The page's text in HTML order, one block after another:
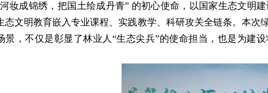
妆成锦绣，把国土绘成丹青” 的初心使命，以国家生态文明
态文明教育嵌入专业课程、实践教学、科研攻关全链条。本次
景，不仅是彰显了林业人“生态尖兵”的使命担当，也是为建